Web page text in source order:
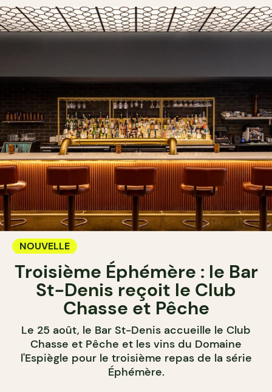
NOUVELLE
Troisième Éphémère : le Bar
St-Denis reçoit le Club
Chasse et Pêche
Le 25 août, le Bar St-Denis accueille le Club
Chasse et Pêche et les vins du Domaine
l'Espiègle pour le troisième repas de la série
Éphémère.